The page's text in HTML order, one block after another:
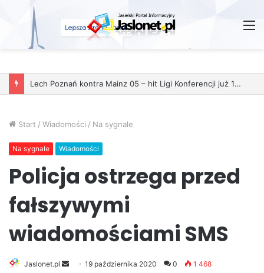
Lech Poznań kontra Mainz 05 – hit Ligi Konferencji już 11 grudnia
Start / Wiadomości / Na sygnale
Na sygnale Wiadomości
Policja ostrzega przed
fałszywymi
wiadomościami SMS
Jaslonet.pl 19 października 2020 0 1 468